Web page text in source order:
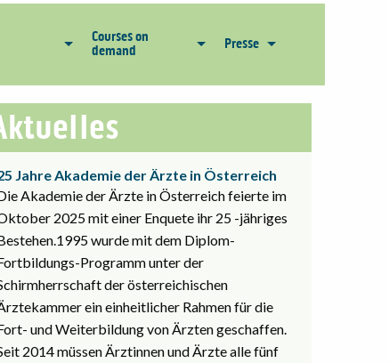
Courses on
demand
Presse
Jahre Akademie der Ärzte in Österreich
Akademie der Ärzte in Österreich feierte im
2025 mit einer Enquete ihr 25 -jähriges
wurde mit dem Diplom-
Programm unter der
der österreichischen
ein einheitlicher Rahmen für die
und Weiterbildung von Ärzten geschaffen.
2014 müssen Ärztinnen und Ärzte alle fünf